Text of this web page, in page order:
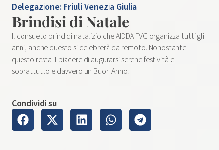
Delegazione: Friuli Venezia Giulia
Brindisi di Natale
Il consueto brindidi natalizio che AIDDA FVG organizza tutti gli
anni, anche questo si celebrerà da remoto. Nonostante
questo resta il piacere di augurarsi serene festività e
soprattutto e davvero un Buon Anno!
Condividi su